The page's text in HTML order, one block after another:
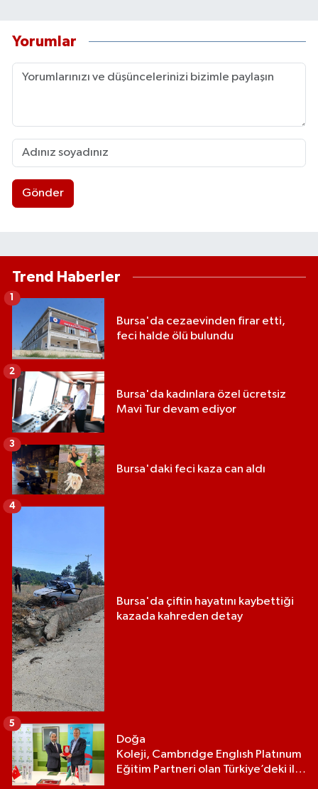
Yorumlar
Gönder
Trend Haberler
Bursa'da cezaevinden firar etti,
feci halde ölü bulundu
1
Bursa'da kadınlara özel ücretsiz
Mavi Tur devam ediyor
2
Bursa'daki feci kaza can aldı
3
Bursa'da çiftin hayatını kaybettiği
kazada kahreden detay
4
Doğa
Koleji, Cambrıdge Englısh Platınum
Eğitim Partneri olan Türkiye’deki ilk
5